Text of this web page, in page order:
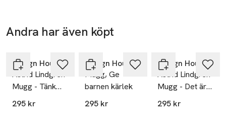
och några är hennes egna. I botten på varje mugg finns en
illustration på den som citatet tillhör. En mugg som inte bara
värme och visdom.
Andra har även köpt
Design House Stockholm
Astrid Lindgren
Mugg - Tänk
för att jag kan
295 kr
Design House Stockholm
Mugg, Ge
barnen kärlek
295 kr
Design House Stockholm
Astrid Lindgren
Mugg - Det är
ingen ordning
295 kr